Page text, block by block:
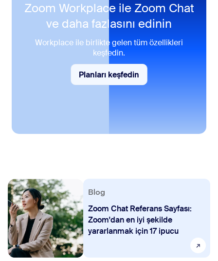
Zoom Workplace ile Zoom Chat
ve daha fazlasını edinin
Workplace ile birlikte gelen tüm özellikleri
keşfedin.
Planları keşfedin
Daha fazla bilgi edinin
Blog
Zoom Chat Referans Sayfası:
Zoom'dan en iyi şekilde
yararlanmak için 17 ipucu